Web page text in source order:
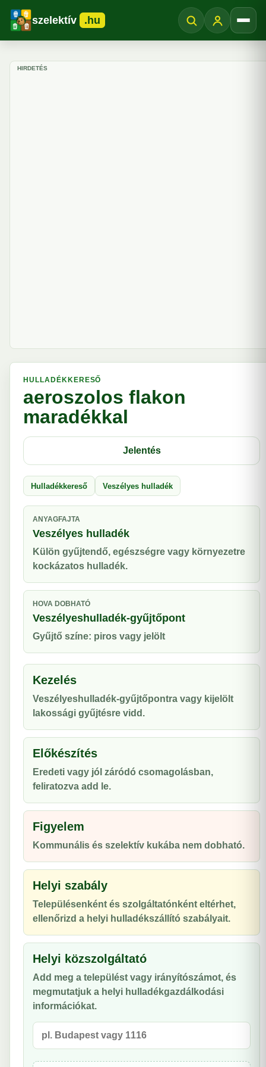
szelektív .hu
HIRDETÉS
HULLADÉKKERESŐ
aeroszolos flakon
maradékkal
Jelentés
Hulladékkereső Veszélyes hulladék
ANYAGFAJTA
Veszélyes hulladék
Külön gyűjtendő, egészségre vagy környezetre
kockázatos hulladék.
HOVA DOBHATÓ
Veszélyeshulladék-gyűjtőpont
Gyűjtő színe: piros vagy jelölt
Kezelés
Veszélyeshulladék-gyűjtőpontra vagy kijelölt
lakossági gyűjtésre vidd.
Előkészítés
Eredeti vagy jól záródó csomagolásban,
feliratozva add le.
Figyelem
Kommunális és szelektív kukába nem dobható.
Helyi szabály
Településenként és szolgáltatónként eltérhet,
ellenőrizd a helyi hulladékszállító szabályait.
Helyi közszolgáltató
Add meg a települést vagy irányítószámot, és
megmutatjuk a helyi hulladékgazdálkodási
információkat.